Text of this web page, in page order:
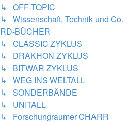
↳ OFF-TOPIC
↳ Wissenschaft, Technik und Co.
RD-BÜCHER
↳ CLASSIC ZYKLUS
↳ DRAKHON ZYKLUS
↳ BITWAR ZYKLUS
↳ WEG INS WELTALL
↳ SONDERBÄNDE
↳ UNITALL
↳ Forschungraumer CHARR